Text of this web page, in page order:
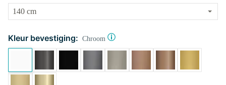
Kleur bevestiging: Chroom